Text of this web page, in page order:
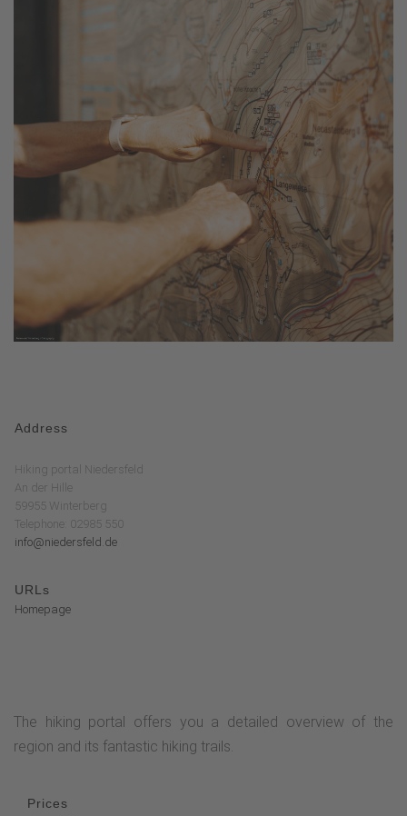
Address
Hiking portal Niedersfeld
An der Hille
59955 Winterberg
Telephone: 02985 550
info@niedersfeld.de
URLs
Homepage
The hiking portal offers you a detailed overview of the
region and its fantastic hiking trails.
Prices